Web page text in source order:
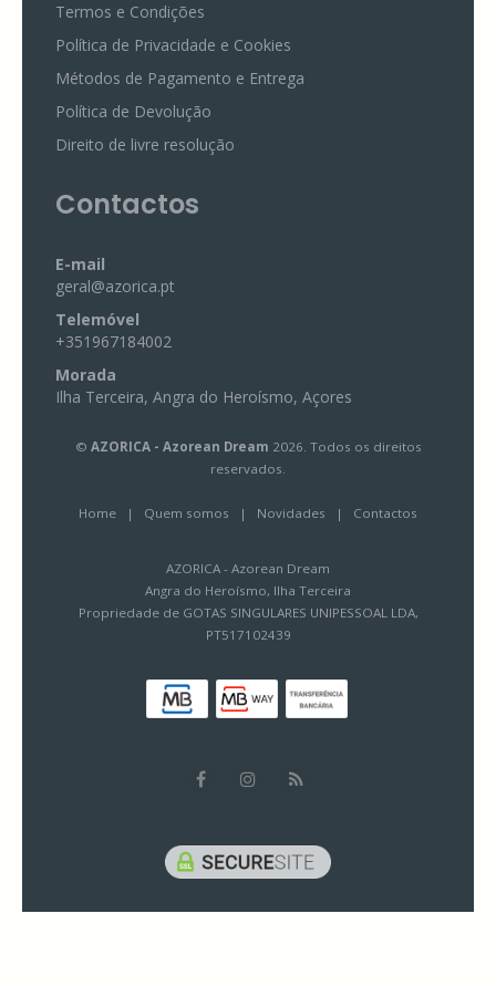
Termos e Condições
Política de Privacidade e Cookies
Métodos de Pagamento e Entrega
Política de Devolução
Direito de livre resolução
Contactos
E-mail
geral@azorica.pt
Telemóvel
+351967184002
Morada
Ilha Terceira, Angra do Heroísmo, Açores
© AZORICA - Azorean Dream 2026. Todos os direitos
reservados.
Home | Quem somos | Novidades | Contactos
AZORICA - Azorean Dream
Angra do Heroísmo, Ilha Terceira
Propriedade de GOTAS SINGULARES UNIPESSOAL LDA,
PT517102439